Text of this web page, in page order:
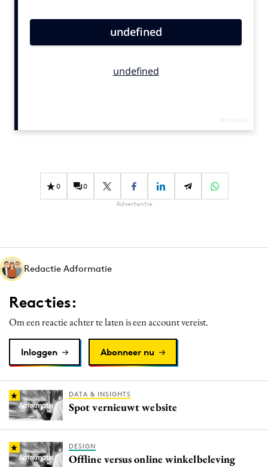
Carriere
Diversiteit
Interne communicatie
Martech
Media
Merkstrategie
PR
Purpose Marketing
Reputatie & crisis
0 0
Advertentie
Redactie Adformatie
Reacties:
Om een reactie achter te laten is een account vereist.
Inloggen Abonneer nu
DATA & INSIGHTS
Spot vernieuwt website
DESIGN
Offline versus online winkelbeleving